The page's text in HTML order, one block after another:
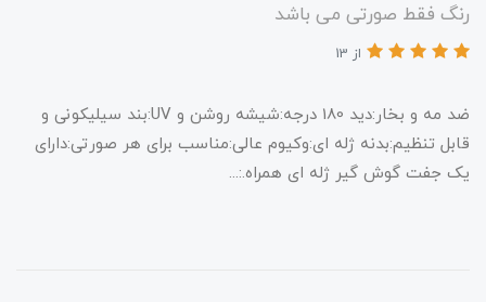
رنگ فقط صورتی می باشد
از 13
ضد مه و بخار:دید 180 درجه:شیشه روشن و UV:بند سیلیکونی و
قابل تنظیم:بدنه ژله ای:وکیوم عالی:مناسب برای هر صورتی:دارای
یک جفت گوش گیر ژله ای همراه.:...